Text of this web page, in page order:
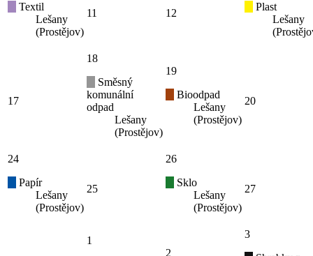
Textil
Lešany
(Prostějov)
11 12
Plast
Lešany
17
18
Směsný
komunální
odpad
Lešany
(Prostějov)
19
Bioodpad
Lešany
(Prostějov)
20
24
Papír
Lešany
(Prostějov)
25
26
Sklo
Lešany
(Prostějov)
27
1
2
3